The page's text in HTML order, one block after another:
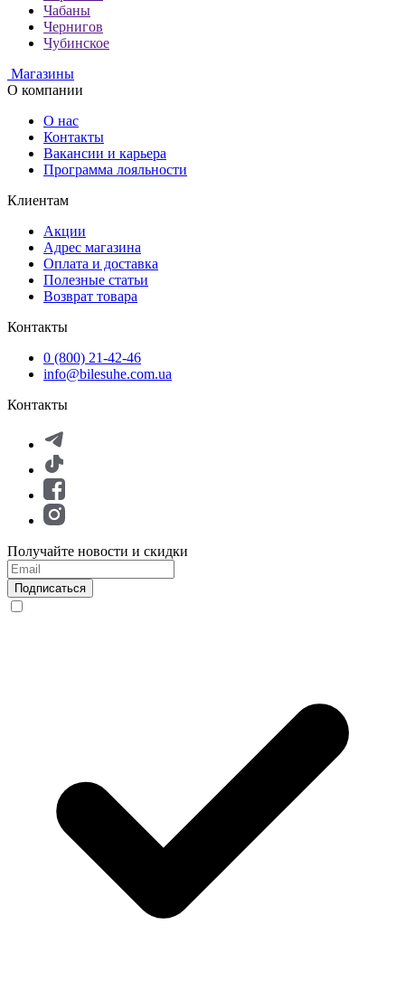
Чабаны
Чернигов
Чубинское
Магазины
О компании
О нас
Контакты
Вакансии и карьера
Программа лояльности
Клиентам
Акции
Адрес магазина
Оплата и доставка
Полезные статьи
Возврат товара
Контакты
0 (800) 21-42-46
info@bilesuhe.com.ua
Контакты
Получайте новости и скидки
Подписаться